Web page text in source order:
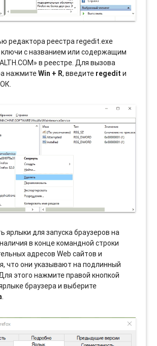
редактора реестра regedit.exe
ключи с названием или содержащим
в реестре. Для вызова
нажмитеWin + R, введите regedit и
ярлыки для запуска браузеров на
в конце командной строки
адресов Web сайтов и
что они указывают на подлинный
этого нажмите правой кнопкой
браузера и выберите
.